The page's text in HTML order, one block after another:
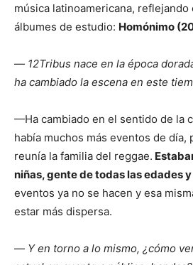
música latinoamericana, reflejando
álbumes de estudio: Homónimo
— 12Tribus nace en la época
ha cambiado la escena en este
—Ha cambiado en el sentido de la
había muchos más eventos de día,
reunía la familia del reggae.
niñas, gente de todas las edades
eventos ya no se hacen y esa
estar más dispersa.
— Y en torno a lo mismo, ¿cómo